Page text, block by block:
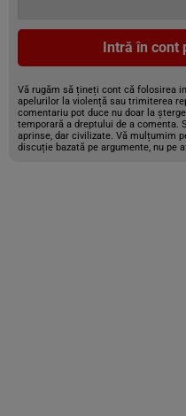
Intră în cont
Vă rugăm să țineți cont că folosirea
apelurilor la violență sau trimiterea
comentariu pot duce nu doar la
temporară a dreptului de a comenta.
aprinse, dar civilizate. Vă mulțumim
discuție bazată pe argumente, nu pe